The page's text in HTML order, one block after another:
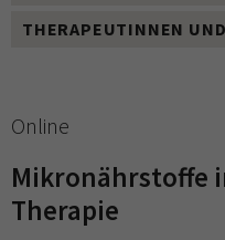
THERAPEUTINNEN
Online
Mikronährstoffe
Therapie